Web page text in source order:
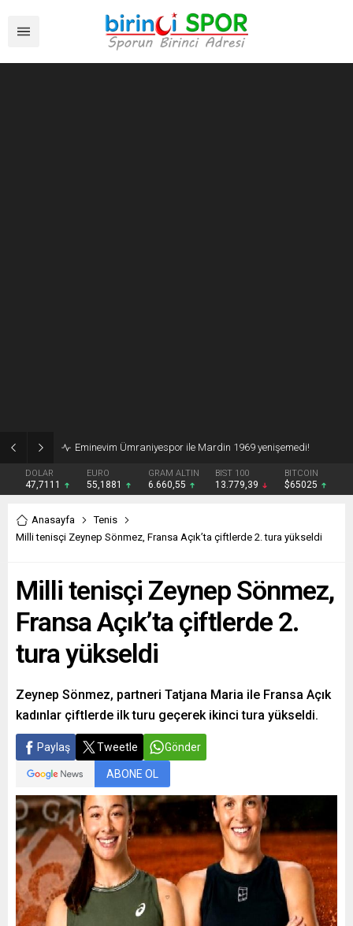
Eminevim Ümraniyespor ile Mardin 1969 yenişemedi!
DOLAR
47,7111
EURO
55,1881
GRAM ALTIN
6.660,55
BIST 100
13.779,39
BITCOIN
$65025
Anasayfa
Tenis
Milli tenisçi Zeynep Sönmez, Fransa Açık’ta çiftlerde 2. tura yükseldi
Milli tenisçi Zeynep Sönmez,
Fransa Açık’ta çiftlerde 2.
tura yükseldi
Zeynep Sönmez, partneri Tatjana Maria ile Fransa Açık
kadınlar çiftlerde ilk turu geçerek ikinci tura yükseldi.
Paylaş Tweetle Gönder
ABONE OL